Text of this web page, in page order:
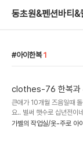
동초원&펜션바티&
아이한복 1
clothes-76 한복과
큰애가 10개월 즈음일때
요.. 벌써 햇수로 십년전이
고 눈이 빠지게 @.@ 모니
가벨의 작업실/옷-주로 아